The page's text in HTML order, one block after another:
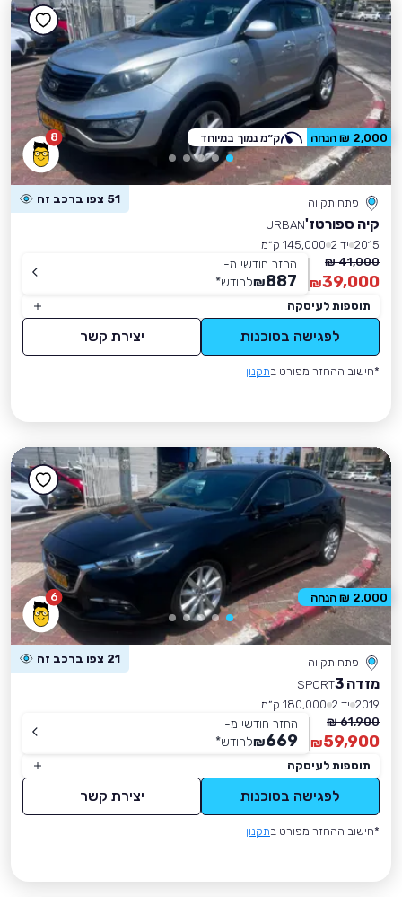
8
פתח תקווה 51 צפו ברכב זה
קיה ספורטז'URBAN
2015 יד 2
145,000 ק״מ
41,000 ₪
39,000
₪
החזר חודשי מ-
887
₪לחודש*
תוספות לעיסקה
לפגישה בסוכנות יצירת קשר
*חישוב ההחזר מפורט בתקנון
2,000 ₪ הנחה ק״מ נמוך במיוחד
6
פתח תקווה 21 צפו ברכב זה
מזדה 3
SPORT
2019 יד 2
180,000 ק״מ
61,900 ₪
59,900
₪
החזר חודשי מ-
669
₪לחודש*
תוספות לעיסקה
לפגישה בסוכנות יצירת קשר
*חישוב ההחזר מפורט בתקנון
2,000 ₪ הנחה